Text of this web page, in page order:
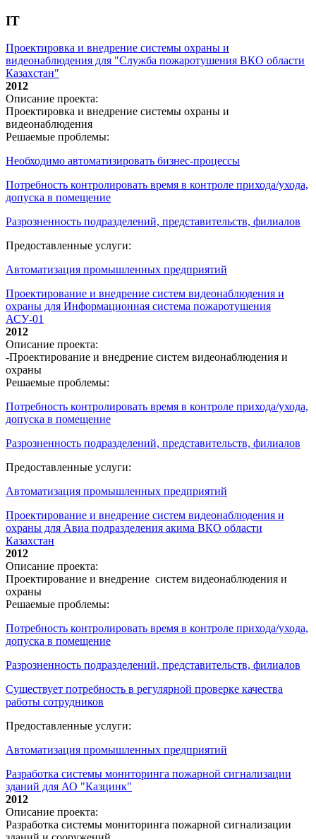
IT
Проектировка и внедрение системы охраны и
видеонаблюдения для "Служба пожаротушения ВКО области
Казахстан"
2012
Описание проекта:
Проектировка и внедрение системы охраны и
видеонаблюдения
Решаемые проблемы:
Необходимо автоматизировать бизнес-процессы
Потребность контролировать время в контроле прихода/ухода,
допуска в помещение
Разрозненность подразделений, представительств, филиалов
Предоставленные услуги:
Автоматизация промышленных предприятий
Проектирование и внедрение систем видеонаблюдения и
охраны для Информационная система пожаротушения
АСУ-01
2012
Описание проекта:
-Проектирование и внедрение систем видеонаблюдения и
охраны
Решаемые проблемы:
Потребность контролировать время в контроле прихода/ухода,
допуска в помещение
Разрозненность подразделений, представительств, филиалов
Предоставленные услуги:
Автоматизация промышленных предприятий
Проектирование и внедрение систем видеонаблюдения и
охраны для Авиа подразделения акима ВКО области
Казахстан
2012
Описание проекта:
Проектирование и внедрение систем видеонаблюдения и
охраны
Решаемые проблемы:
Потребность контролировать время в контроле прихода/ухода,
допуска в помещение
Разрозненность подразделений, представительств, филиалов
Существует потребность в регулярной проверке качества
работы сотрудников
Предоставленные услуги:
Автоматизация промышленных предприятий
Разработка системы мониторинга пожарной сигнализации
зданий для АО "Казцинк"
2012
Описание проекта:
Разработка системы мониторинга пожарной сигнализации